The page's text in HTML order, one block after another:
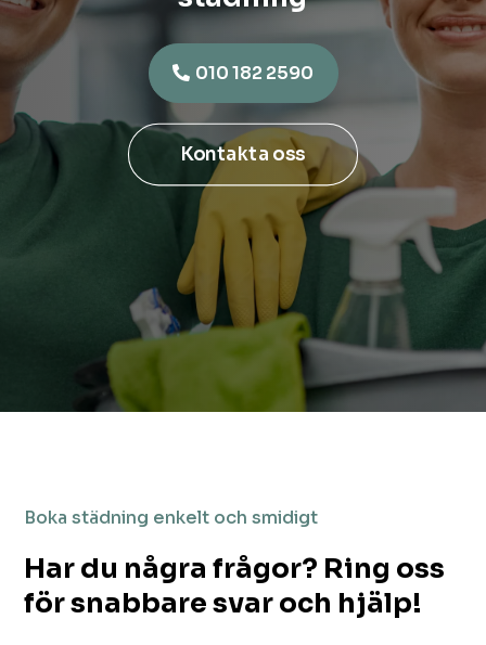
010 182 2590
Kontakta oss
Boka städning enkelt och smidigt
Har du några frågor? Ring oss
för snabbare svar och hjälp!